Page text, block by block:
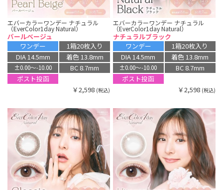
エバーカラーワンデー ナチュラル
（EverColor1day Natural）
パールベージュ
ワンデー
1箱20枚入り
DIA 14.5mm
着色 13.8mm
±0.00〜-10.00
BC 8.7mm
ポスト投函
￥2,598 (税込)
エバーカラーワンデー ナチュラル
（EverColor1day Natural）
ナチュラルブラック
ワンデー
1箱20枚入り
DIA 14.5mm
着色 13.8mm
±0.00〜-10.00
BC 8.7mm
ポスト投函
￥2,598 (税込)